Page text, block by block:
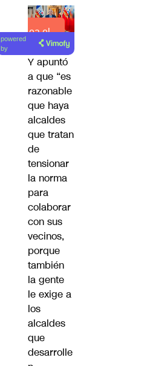
Lea el
artículo
powered
by
Y apuntó
a que “es
razonable
que haya
alcaldes
que tratan
de
tensionar
la norma
para
colaborar
con sus
vecinos,
porque
también
la gente
le exige a
los
alcaldes
que
desarrolle